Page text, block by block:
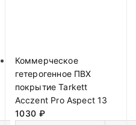
Коммерческое
гетерогенное ПВХ
покрытие Tarkett
Acczent Pro Aspect 13
1030 ₽